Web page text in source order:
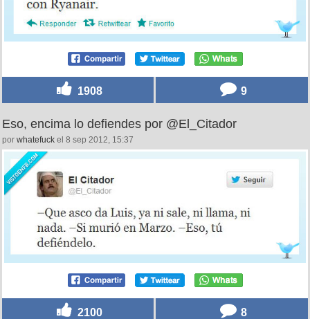
1908 9
Eso, encima lo defiendes por @El_Citador
por whatefuck el 8 sep 2012, 15:37
2100 8